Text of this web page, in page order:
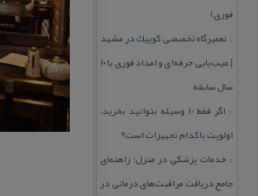
فوری)
:: تعمیرگاه تخصصی كوییك در مشهد
| عیب‌یابی حرفه‌ای و امداد فوری با ۱۰
سال سابقه
::
اگر فقط 10 وسیله بتوانید بخرید،
اولویت با كدام تجهیزات است؟
:: خدمات پزشكی در منزل؛ راهنمای
جامع دریافت مراقبت‌های درمانی در